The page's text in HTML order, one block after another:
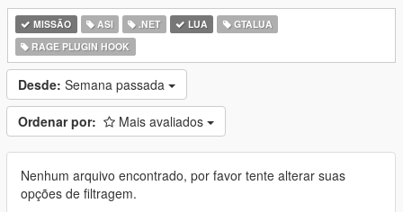
MISSÃO ASI .NET LUA
GTALUA
RAGE PLUGIN HOOK
Desde: Semana passada
Ordenar por: Mais avaliados
Nenhum arquivo encontrado, por favor tente alterar suas
opções de filtragem.